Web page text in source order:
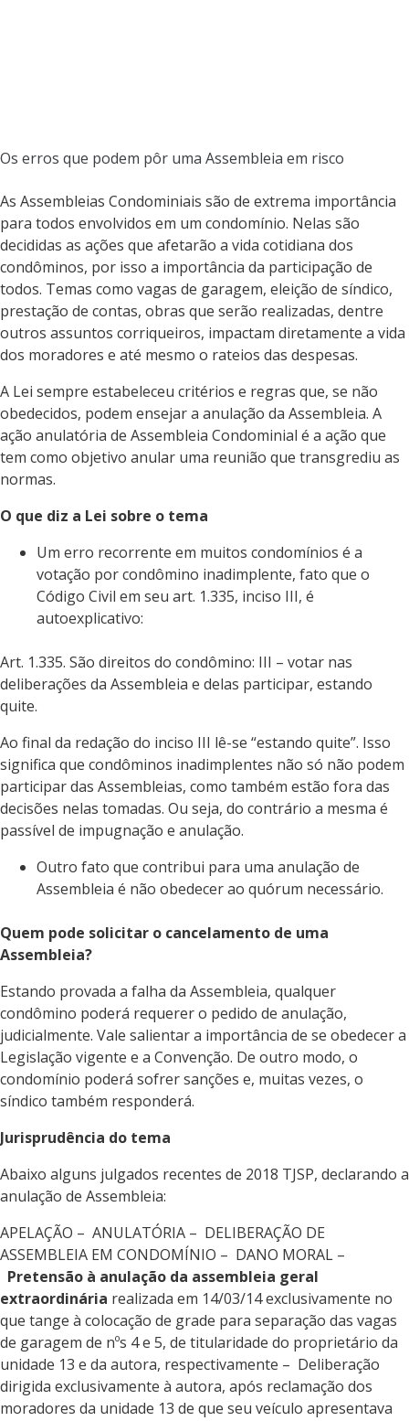
Os erros que podem pôr uma Assembleia em risco
As Assembleias Condominiais são de extrema importância
para todos envolvidos em um condomínio. Nelas são
decididas as ações que afetarão a vida cotidiana dos
condôminos, por isso a importância da participação de
todos. Temas como vagas de garagem, eleição de síndico,
prestação de contas, obras que serão realizadas, dentre
outros assuntos corriqueiros, impactam diretamente a vida
dos moradores e até mesmo o rateios das despesas.
A Lei sempre estabeleceu critérios e regras que, se não
obedecidos, podem ensejar a anulação da Assembleia. A
ação anulatória de Assembleia Condominial é a ação que
tem como objetivo anular uma reunião que transgrediu as
normas.
O que diz a Lei sobre o tema
Um erro recorrente em muitos condomínios é a
votação por condômino inadimplente, fato que o
Código Civil em seu art. 1.335, inciso III, é
autoexplicativo:
Art. 1.335. São direitos do condômino: III – votar nas
deliberações da Assembleia e delas participar, estando
quite.
Ao final da redação do inciso III lê-se “estando quite”. Isso
significa que condôminos inadimplentes não só não podem
participar das Assembleias, como também estão fora das
decisões nelas tomadas. Ou seja, do contrário a mesma é
passível de impugnação e anulação.
Outro fato que contribui para uma anulação de
Assembleia é não obedecer ao quórum necessário.
Quem pode solicitar o cancelamento de uma
Assembleia?
Estando provada a falha da Assembleia, qualquer
condômino poderá requerer o pedido de anulação,
judicialmente. Vale salientar a importância de se obedecer a
Legislação vigente e a Convenção. De outro modo, o
condomínio poderá sofrer sanções e, muitas vezes, o
síndico também responderá.
Jurisprudência do tema
Abaixo alguns julgados recentes de 2018 TJSP, declarando a
anulação de Assembleia:
APELAÇÃO – ANULATÓRIA – DELIBERAÇÃO DE
ASSEMBLEIA EM CONDOMÍNIO – DANO MORAL –
Pretensão à anulação da assembleia geral
extraordinária realizada em 14/03/14 exclusivamente no
que tange à colocação de grade para separação das vagas
de garagem de nºs 4 e 5, de titularidade do proprietário da
unidade 13 e da autora, respectivamente – Deliberação
dirigida exclusivamente à autora, após reclamação dos
moradores da unidade 13 de que seu veículo apresentava